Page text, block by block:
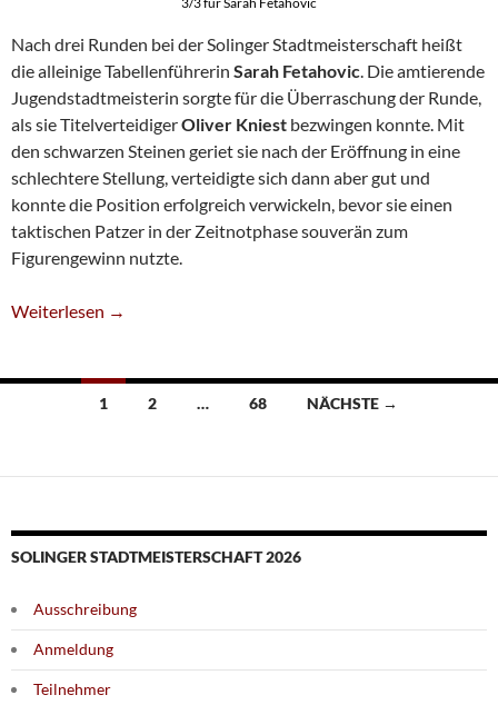
Nach drei Runden bei der Solinger Stadtmeisterschaft heißt
die alleinige Tabellenführerin Sarah Fetahovic. Die amtierende
Jugendstadtmeisterin sorgte für die Überraschung der Runde,
als sie TitelverteidigerOliver Kniest bezwingen konnte. Mit
den schwarzen Steinen geriet sie nach der Eröffnung in eine
schlechtere Stellung, verteidigte sich dann aber gut und
konnte die Position erfolgreich verwickeln, bevor sie einen
taktischen Patzer in der Zeitnotphase souverän zum
Figurengewinn nutzte.
Sarah Fetahovic Führt Bei Der Stadtmeisterschaft
Weiterlesen →
Beitragsnavigation
1 2 … 68 NÄCHSTE →
SOLINGER STADTMEISTERSCHAFT 2026
Ausschreibung
Anmeldung
Teilnehmer